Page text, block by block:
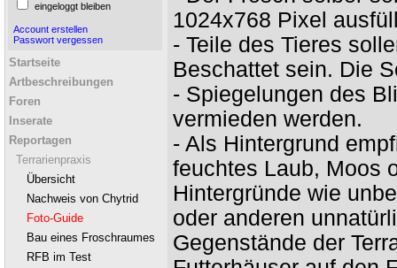
eingeloggt bleiben
Account erstellen
Passwort vergessen
Startseite
Artbeschreibungen
Foren
Inserate
Reportagen
Terrarienpraxis
Übersicht
Nachweis von Chytrid
Foto-Guide
Bau eines Froschraumes
RFB im Test
1024x768 Pixel
- Teile des Tieres
Beschattet sein. Die
- Spiegelungen des
vermieden werden.
- Als Hintergrund
feuchtes Laub, Moos
Hintergründe wie
oder anderen
Gegenstände der